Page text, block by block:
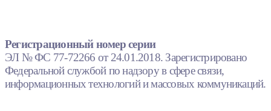
Регистрационный номер серии
ЭЛ № ФС 77-72266 от 24.01.2018. Зарегистрировано
Федеральной службой по надзору в сфере связи,
информационных технологий и массовых коммуникаций.